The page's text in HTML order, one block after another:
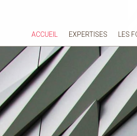
ACCUEIL EXPERTISES LES